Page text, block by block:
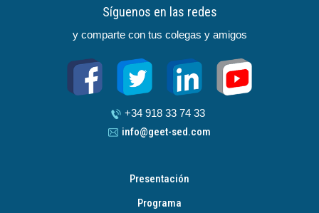
Síguenos en las redes
y comparte con tus colegas y amigos
+34 918 33 74 33
info@geet-sed.com
Presentación
Programa